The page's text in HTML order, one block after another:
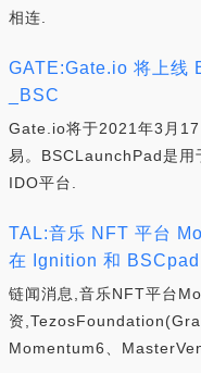
相连.
GATE:Gate.io 将上线
_BSC
Gate.io将于2021年3月
易。BSCLaunchPad是用
IDO平台.
TAL:音乐 NFT 平台
在 Ignition 和 BSCpad
链闻消息,音乐NFT平台
资
Momentum6、